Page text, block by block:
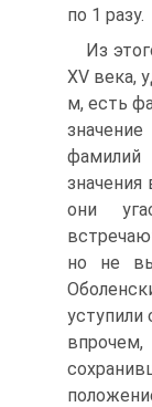
по 1 разу.
Из
XV века,
м, есть
они
но не